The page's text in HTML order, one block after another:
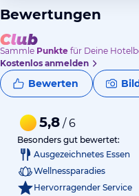
Bewertungen
Sammle Punkte für Deine
Kostenlos anmelden
Bewerten
5,8 / 6
Besonders gut bewertet:
Ausgezeichnetes Essen
Wellnessparadies
Hervorragender Service